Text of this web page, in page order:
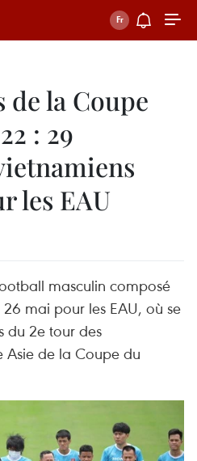
la Coupe
: 29
les EAU
masculin composé
mai pour les EAU, où se
du 2e tour des
Asie de la Coupe du